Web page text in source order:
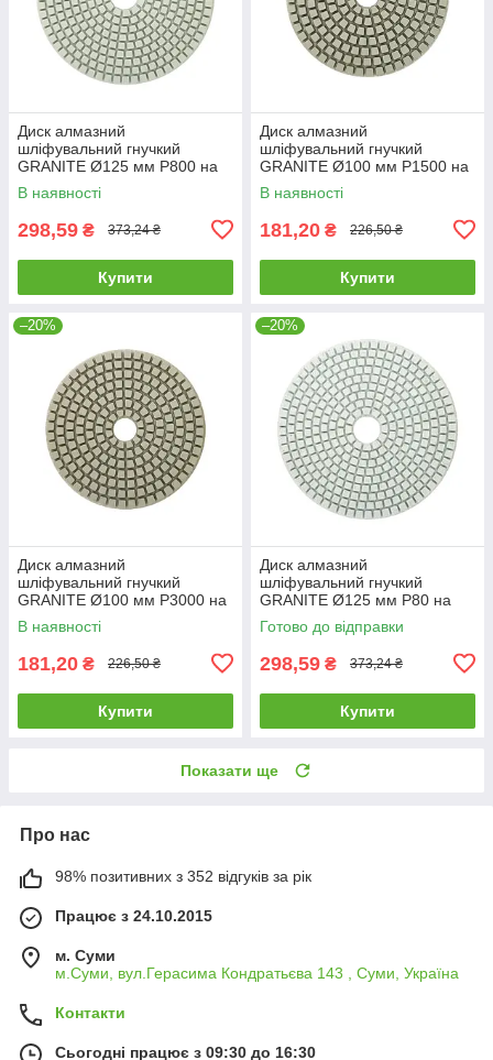
Диск алмазний
шліфувальний гнучкий
GRANITE Ø125 мм P800 на
липучці 2800 об/хв 9-12-080
В наявності
298,59 ₴ 373,24 ₴
Купити
Диск алмазний
шліфувальний гнучкий
GRANITE Ø100 мм P1500 на
липучці 1400 об/хв 9-10-150
В наявності
181,20 ₴ 226,50 ₴
Купити
–20%
Диск алмазний
шліфувальний гнучкий
GRANITE Ø100 мм P3000 на
липучці 1400 об/хв 9-10-300
В наявності
181,20 ₴ 226,50 ₴
Купити
–20%
Диск алмазний
шліфувальний гнучкий
GRANITE Ø125 мм P80 на
липучці 2800 об/хв 9-12-008
Готово до відправки
298,59 ₴ 373,24 ₴
Купити
Показати ще
Про нас
98% позитивних з 352 відгуків за рік
Працює з 24.10.2015
м. Суми
м.Суми, вул.Герасима Кондратьєва 143 , Суми, Україна
Контакти
Сьогодні працює з 09:30 до 16:30